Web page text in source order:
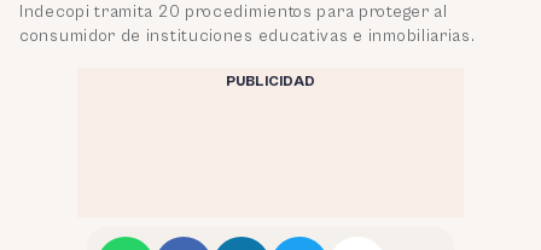
Indecopi tramita 20 procedimientos para proteger al
consumidor de instituciones educativas e inmobiliarias.
PUBLICIDAD